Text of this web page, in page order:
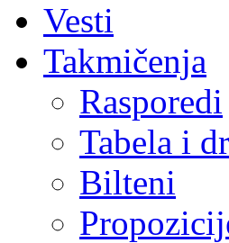
Vesti
Takmičenja
Rasporedi
Tabela i
Bilteni